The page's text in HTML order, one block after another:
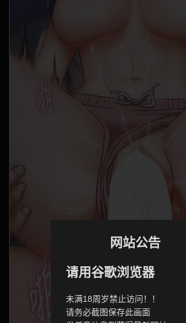
网站公告
请用谷歌浏览器
未满18周岁禁止访问！！
请务必截图保存此画面